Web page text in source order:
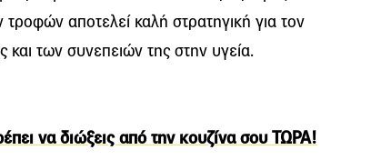
τροφών αποτελεί καλή στρατηγική για τον
και των συνεπειών της στην υγεία.
να διώξεις από την κουζίνα σου ΤΩΡΑ!